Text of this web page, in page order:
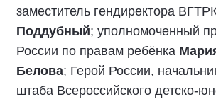
заместитель гендиректора
Поддубный; уполномоченный
России по правам ребёнка
Белова; Герой России,
штаба Всероссийского детско-